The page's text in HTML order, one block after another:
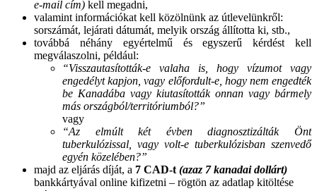
e-mail cím) kell megadni,
valamint információkat kell közölnünk az útlevelünkről:
sorszámát, lejárati dátumát, melyik ország állította ki, stb.,
továbbá néhány egyértelmű és egyszerű kérdést kell
megválaszolni, például:
“Visszautasították-e valaha is, hogy vízumot vagy
engedélyt kapjon, vagy előfordult-e, hogy nem engedték
be Kanadába vagy kiutasították onnan vagy bármely
más országból/territóriumból?”
vagy
“Az elmúlt két évben diagnosztizálták Önt
tuberkulózissal, vagy volt-e tuberkulózisban szenvedő
egyén közelében?”
majd az eljárás díját, a 7 CAD-t (azaz 7 kanadai dollárt)
bankkártyával online kifizetni – rögtön az adatlap kitöltése